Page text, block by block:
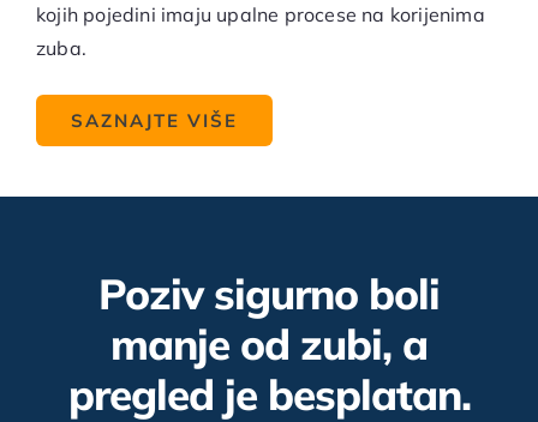
kojih pojedini imaju upalne procese na korijenima
zuba.
SAZNAJTE VIŠE
Poziv sigurno boli
manje od zubi, a
pregled je besplatan.